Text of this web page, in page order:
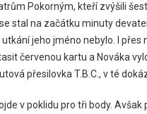
Pokorným, kteří zvýšili
stal na začátku minuty
jeho jméno nebylo. I
červenou kartu a Nováka
přesilovka T.B.C., v té
v poklidu pro tři body.